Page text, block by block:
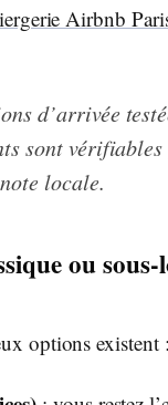
Airbnb
d’arrivée
sont
locale.
ou
options existent :